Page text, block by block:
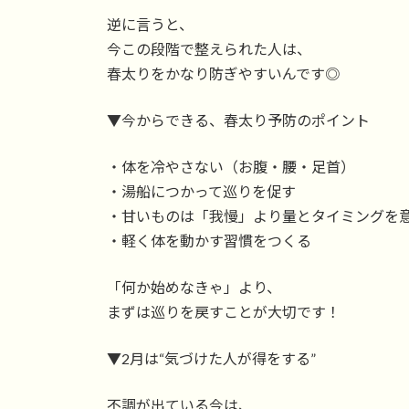
逆に言うと、
今この段階で整えられた人は、
春太りをかなり防ぎやすいんです◎
▼今からできる、春太り予防のポイント
・体を冷やさない（お腹・腰・足首）
・湯船につかって巡りを促す
・甘いものは「我慢」より量とタイミングを
・軽く体を動かす習慣をつくる
「何か始めなきゃ」より、
まずは巡りを戻すことが大切です！
▼2月は“気づけた人が得をする”
不調が出ている今は、